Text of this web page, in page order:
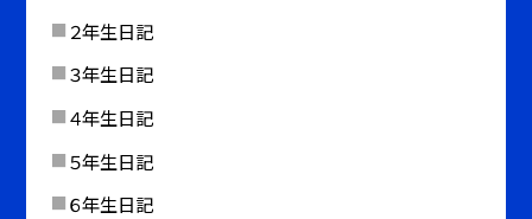
２年生日記
３年生日記
４年生日記
５年生日記
６年生日記